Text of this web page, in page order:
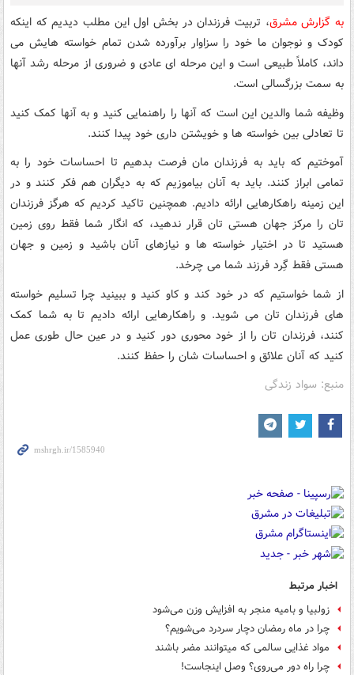
به گزارش مشرق، تربیت فرزندان در بخش اول این مطلب دیدیم که اینکه
کودک و نوجوان ما خود را سزاوار برآورده شدن تمام خواسته هایش می
داند، کاملاً طبیعی است و این مرحله ای عادی و ضروری از مرحله رشد آنها
به سمت بزرگسالی است.
وظیفه شما والدین این است که آنها را راهنمایی کنید و به آنها کمک کنید
تا تعادلی بین خواسته ها و خویشتن داری خود پیدا کنند.
آموختیم که باید به فرزندان مان فرصت بدهیم تا احساسات خود را به
تمامی ابراز کنند. باید به آنان بیاموزیم که به دیگران هم فکر کنند و در
این زمینه راهکارهایی ارائه دادیم. همچنین تاکید کردیم که هرگز فرزندان
تان را مرکز جهان هستی تان قرار ندهید، که انگار شما فقط روی زمین
هستید تا در اختیار خواسته ها و نیازهای آنان باشید و زمین و جهان
هستی فقط گِرد فرزند شما می چرخد.
از شما خواستیم که در خود کند و کاو کنید و ببینید چرا تسلیم خواسته
های فرزندان تان می شوید. و راهکارهایی ارائه دادیم تا به شما کمک
کنند، فرزندان تان را از خود محوری دور کنید و در عین حال طوری عمل
کنید که آنان علائق و احساسات شان را حفظ کنند.
منبع: سواد زندگی
اخبار مرتبط
زولبیا و بامیه منجر به افزایش وزن می‌شود
چرا در ماه رمضان دچار سردرد می‌شویم؟
مواد غذایی سالمی که میتوانند مضر باشند
چرا راه دور می‌روی؟ وصل اینجاست!